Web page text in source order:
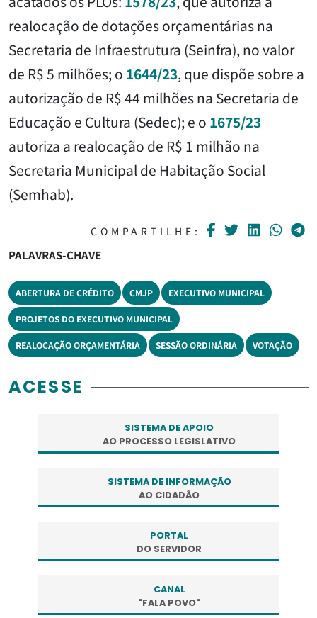
realocação de dotações orçamentárias na
Secretaria de Infraestrutura (Seinfra), no valor
de R$ 5 milhões; o 1644/23, que dispõe sobre a
autorização de R$ 44 milhões na Secretaria de
Educação e Cultura (Sedec); e o 1675/23
autoriza a realocação de R$ 1 milhão na
Secretaria Municipal de Habitação Social
(Semhab).
COMPARTILHE:
PALAVRAS-CHAVE
ABERTURA DE CRÉDITO CMJP EXECUTIVO MUNICIPAL
PROJETOS DO EXECUTIVO MUNICIPAL
REALOCAÇÃO ORÇAMENTÁRIA SESSÃO ORDINÁRIA VOTAÇÃO
ACESSE
SISTEMA DE APOIO
AO PROCESSO LEGISLATIVO
SISTEMA DE INFORMAÇÃO
AO CIDADÃO
PORTAL
DO SERVIDOR
CANAL
"FALA POVO"